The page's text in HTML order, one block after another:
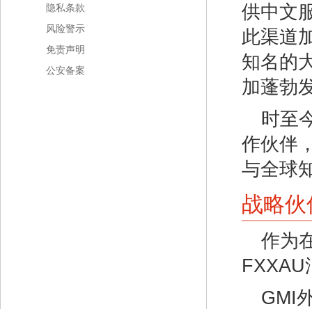
隐私条款
风险警示
免责声明
公安备案
供中文
此渠道
知名的
加蓬勃
时至
作伙伴
与全球
战略伙
作为
FXXAU
GMI